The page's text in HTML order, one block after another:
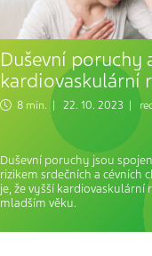
Duševní poruchy
kardiovaskulární
8 min. | 22. 10. 2023 |
Duševní poruchy jsou
rizikem srdečních a cévních
je, že vyšší kardiovaskulární
mladším věku.